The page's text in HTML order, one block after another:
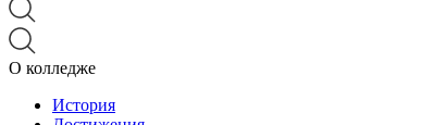
О колледже
История